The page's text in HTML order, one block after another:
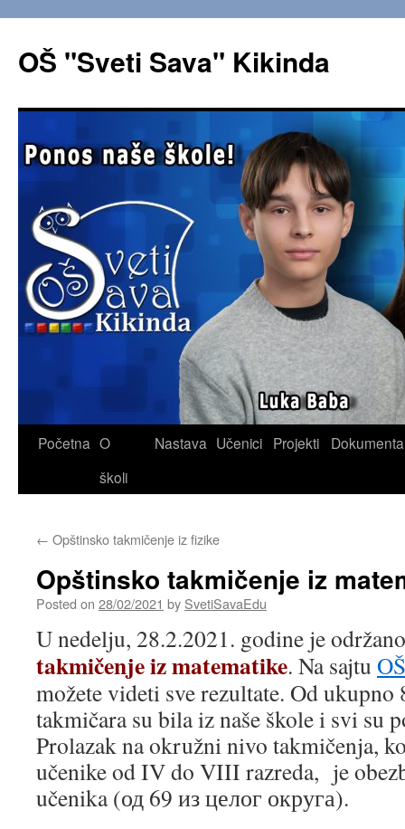
OŠ "Sveti Sava" Kikinda
Skip
Početna O
školi
Nastava Učenici Projekti Dokumenta
← Opštinsko takmičenje iz fizike
Opštinsko takmičenje iz
Posted on 28/02/2021 by SvetiSavaEdu
U nedelju, 28.2.2021. godine je
takmičenje iz matematike. Na sajtu
možete videti sve rezultate. Od ukupno
takmičara su bila iz naše škole i svi su
Prolazak na okružni nivo takmičenja,
učenike od IV do VIII razreda, je
učenika (од 69 из целог округа).